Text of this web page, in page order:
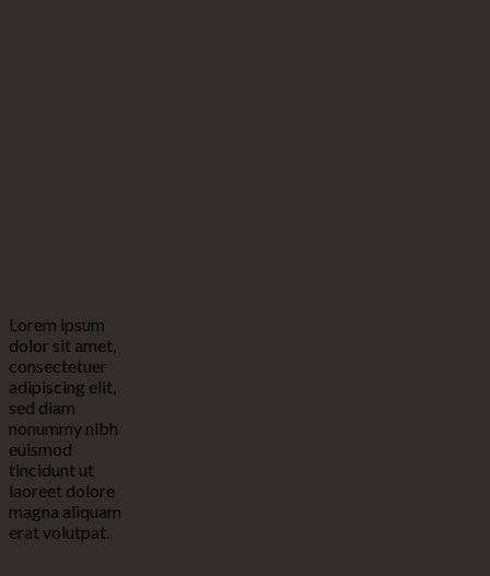
Lorem ipsum
dolor sit amet,
consectetuer
adipiscing elit,
sed diam
nonummy nibh
euismod
tincidunt ut
laoreet dolore
magna aliquam
erat volutpat.